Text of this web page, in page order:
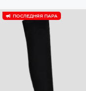
ПОСЛЕДНЯЯ ПАРА